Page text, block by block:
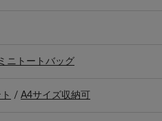
ニトートバッグ
/ A4サイズ収納可